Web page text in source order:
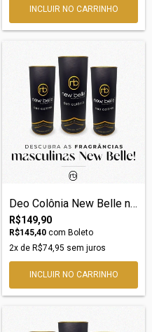
Deo Colônia New Belle nº22 – Inspiração...
R$149,90
R$145,40 com Boleto
2x de R$74,95 sem juros